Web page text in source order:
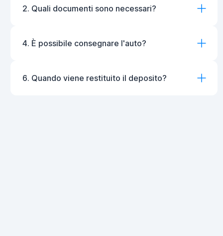
2. Quali documenti sono necessari?
4. È possibile consegnare l'auto?
6. Quando viene restituito il deposito?